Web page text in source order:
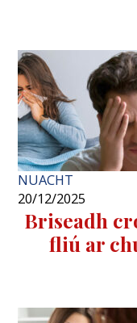
NUACHT
20/12/2025
Briseadh
fliú ar